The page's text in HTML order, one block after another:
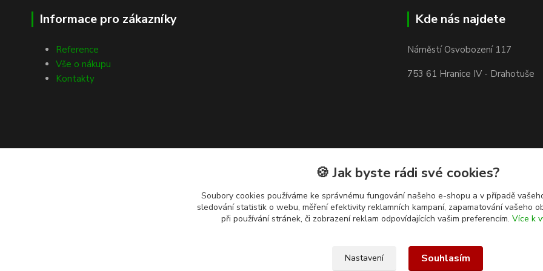
Informace pro zákazníky
Reference
Vše o nákupu
Kontakty
Kde nás najdete
Náměstí Osvobození 117
753 61 Hranice IV - Drahotuše
🍪 Jak byste rádi své cookies?
Soubory cookies používáme ke správnému fungování našeho e-shopu a v případě
sledování statistik o webu, měření efektivity reklamních kampaní, zapamatování vašeho
při používání stránek, či zobrazení reklam odpovídajících vašim preferencím. Více k
Nastavení Souhlasím